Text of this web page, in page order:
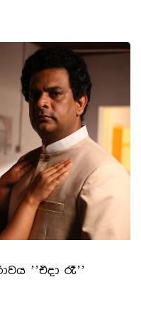
’’එදා රෑ’’